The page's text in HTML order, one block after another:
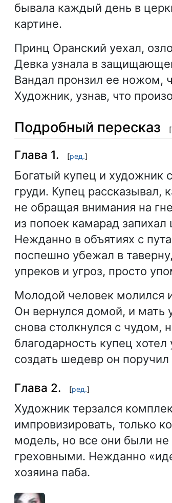
бывала каждый день в
картине.
Принц Оранский уехал,
Девка узнала в
Вандал пронзил ее ножом,
Художник, узнав, что
Подробный пересказ [
Глава 1. [ред.]
Богатый купец и художник
груди. Купец рассказывал,
не обращая внимания на
из попоек камарад
Нежданно в объятиях с
поспешно убежал в
упреков и угроз, просто
Молодой человек молился
Он вернулся домой, и мать
снова столкнулся с чудом,
благодарность купец
создать шедевр он
Глава 2. [ред.]
Художник терзался
импровизировать, только
модель, но все они были
греховными. Нежданно
хозяина паба.